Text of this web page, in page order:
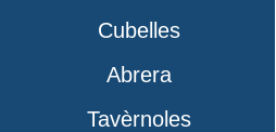
Cubelles
Abrera
Tavèrnoles